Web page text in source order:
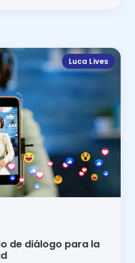
Luca Lives
de diálogo para la